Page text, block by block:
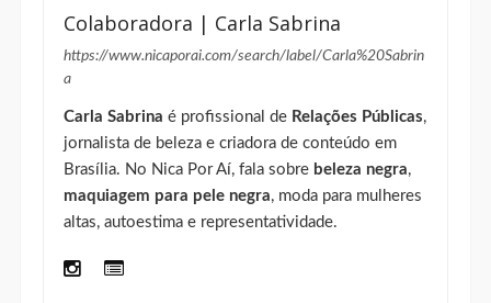
Colaboradora | Carla Sabrina
https://www.nicaporai.com/search/label/Carla%20Sabrin
a
Carla Sabrina é profissional de Relações Públicas,
jornalista de beleza e criadora de conteúdo em
Brasília. No Nica Por Aí, fala sobre beleza negra,
maquiagem para pele negra, moda para mulheres
altas, autoestima e representatividade.